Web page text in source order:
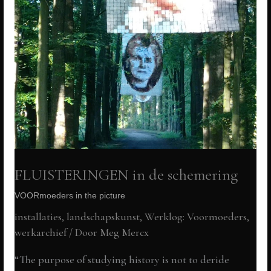
FLUISTERINGEN in de schemering
VOORmoeders in the picture
installaties, landschapskunst,Werklog: Voormoeders,
werkarchief/ Door Meg Mercx
“The purpose of studying history is not to deride